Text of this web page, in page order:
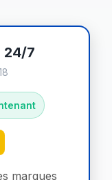
24/7
marques